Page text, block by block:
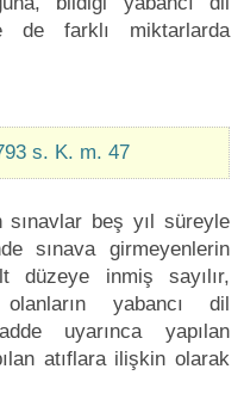
de farklı miktarlarda
s. K. m. 47
sınavlar beş yıl süreyle
sınava girmeyenlerin
düzeye inmiş sayılır,
yabancı dil
uyarınca yapılan
atıflara ilişkin olarak